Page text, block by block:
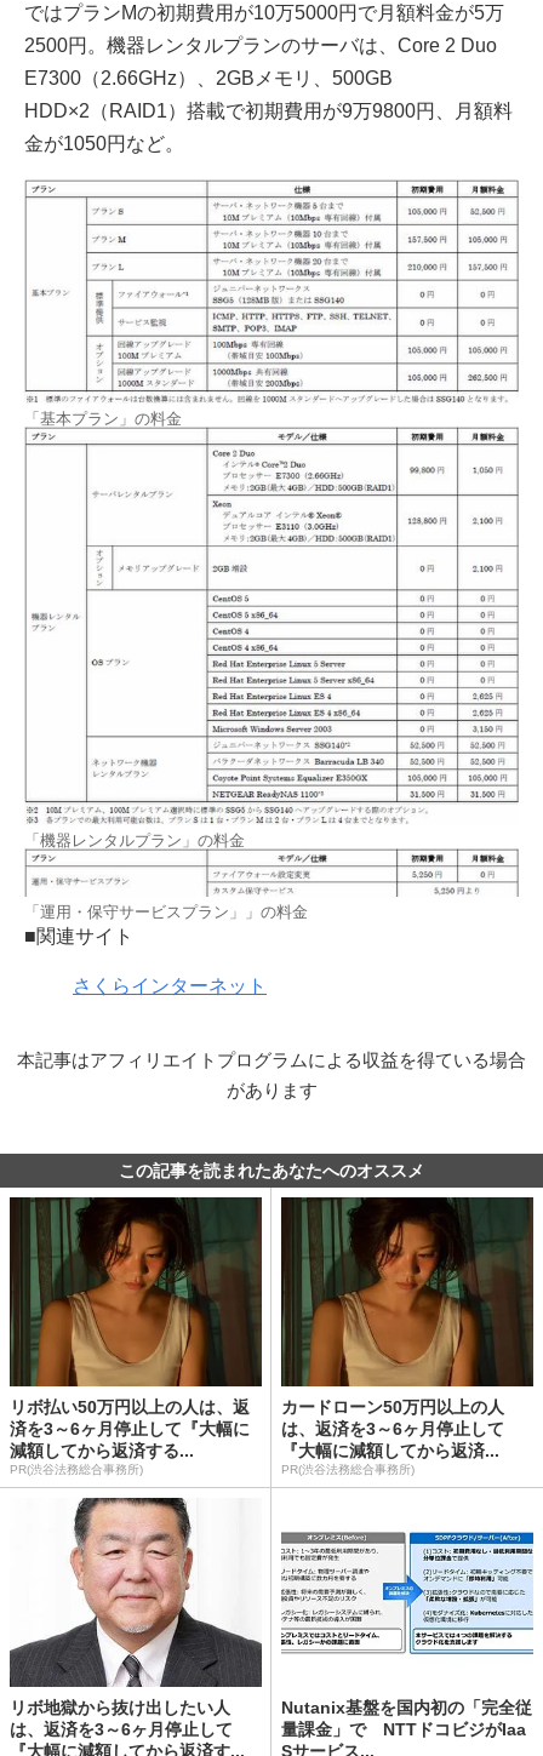
ではプランMの初期費用が10万5000円で月額料金が5万
2500円。機器レンタルプランのサーバは、Core 2 Duo
E7300（2.66GHz）、2GBメモリ、500GB
HDD×2（RAID1）搭載で初期費用が9万9800円、月額料
金が1050円など。
「基本プラン」の料金
「機器レンタルプラン」の料金
「運用・保守サービスプラン」」の料金
■関連サイト
さくらインターネット
本記事はアフィリエイトプログラムによる収益を得ている場合
があります
この記事を読まれたあなたへのオススメ
リボ払い50万円以上の人は、返
済を3～6ヶ月停止して『大幅に
減額してから返済する...
PR(渋谷法務総合事務所)
カードローン50万円以上の人
は、返済を3～6ヶ月停止して
『大幅に減額してから返済...
PR(渋谷法務総合事務所)
リボ地獄から抜け出したい人
は、返済を3～6ヶ月停止して
『大幅に減額してから返済す...
Nutanix基盤を国内初の「完全従
量課金」で NTTドコビジがIaa
Sサービス...